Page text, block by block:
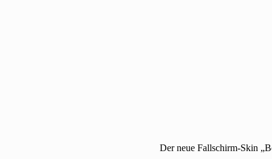
Der neue Fallschirm-Skin